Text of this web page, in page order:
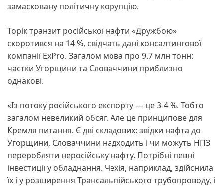
замасковану політичну корупцію.
Торік транзит російської нафти «Дружбою»
скоротився на 14 %, свідчать дані консалтингової
компанії ExPro. Загалом мова про 9.7 млн тонн:
частки Угорщини та Словаччини приблизно
однакові.
«Із потоку російського експорту — це 3-4 %. Тобто
загалом невеликий обсяг. Але це принципове для
Кремля питання. Є дві складових: звідки нафта до
Угорщини, Словаччини надходить і чи можуть НПЗ
переробляти неросійську нафту. Потрібні певні
інвестиції у обладнання. Чехія, наприклад, здійснила
їх і у розширення Трансальпійського трубопроводу, і